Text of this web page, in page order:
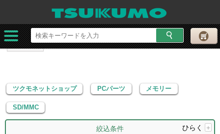
ツクモネットショップ PCパーツ
SD/MMC
ツクモネットショップ PCパーツ メモリー
SD/MMC
絞込条件 ひらく +